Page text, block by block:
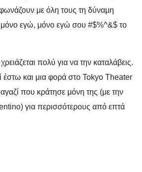
με όλη τους τη δύναμη
εγώ, μόνο εγώ σου #$%^&$ το
πολύ για να την καταλάβεις.
έστω και μια φορά στο Tokyo Theater
που κράτησε μόνη της (με την
για περισσότερους από επτά